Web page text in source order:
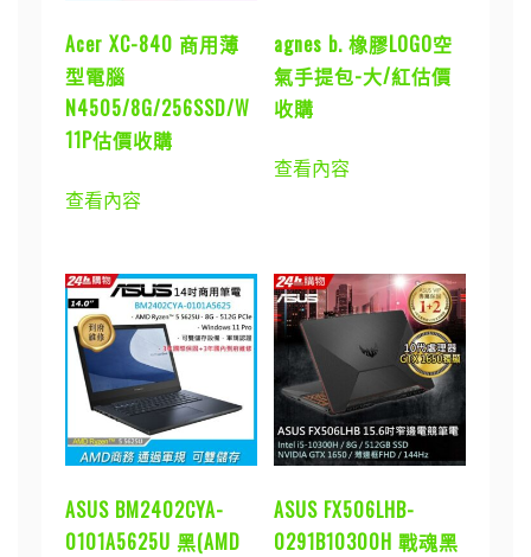
Acer XC-840 商用薄
型電腦
N4505/8G/256SSD/W
11P估價收購
查看內容
agnes b. 橡膠LOGO空
氣手提包-大/紅估價
收購
查看內容
ASUS BM2402CYA-
0101A5625U 黑(AMD
ASUS FX506LHB-
0291B10300H 戰魂黑